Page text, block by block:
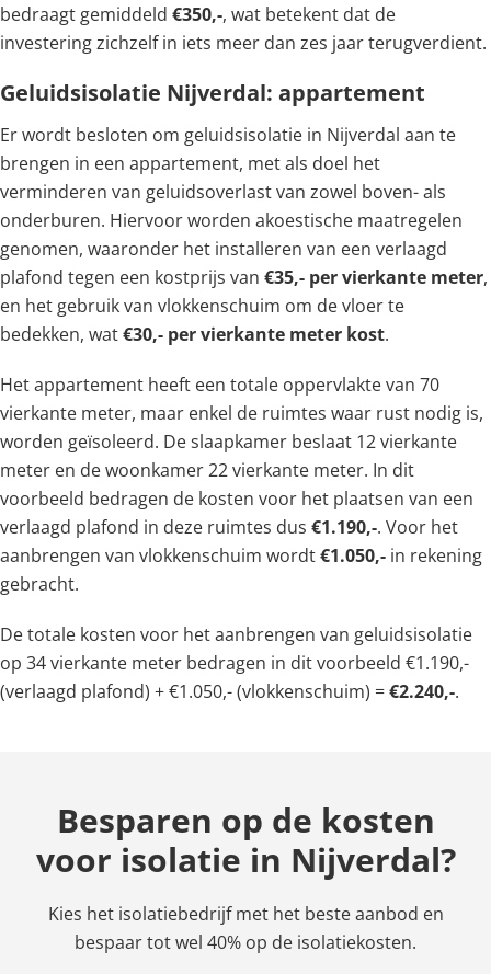
bedraagt gemiddeld €350,-, wat betekent dat de
investering zichzelf in iets meer dan zes jaar terugverdient.
Geluidsisolatie Nijverdal: appartement
Er wordt besloten om geluidsisolatie in Nijverdal aan te
brengen in een appartement, met als doel het
verminderen van geluidsoverlast van zowel boven- als
onderburen. Hiervoor worden akoestische maatregelen
genomen, waaronder het installeren van een verlaagd
plafond tegen een kostprijs van €35,- per vierkante meter,
en het gebruik van vlokkenschuim om de vloer te
bedekken, wat€30,- per vierkante meter kost.
Het appartement heeft een totale oppervlakte van 70
vierkante meter, maar enkel de ruimtes waar rust nodig is,
worden geïsoleerd. De slaapkamer beslaat 12 vierkante
meter en de woonkamer 22 vierkante meter. In dit
voorbeeld bedragen de kosten voor het plaatsen van een
verlaagd plafond in deze ruimtes dus €1.190,-. Voor het
aanbrengen van vlokkenschuim wordt€1.050,- in rekening
gebracht.
De totale kosten voor het aanbrengen van geluidsisolatie
op 34 vierkante meter bedragen in dit voorbeeld €1.190,-
(verlaagd plafond) + €1.050,- (vlokkenschuim) =€2.240,-.
Besparen op de kosten
voor isolatie in Nijverdal?
Kies het isolatiebedrijf met het beste aanbod en
bespaar tot wel 40% op de isolatiekosten.